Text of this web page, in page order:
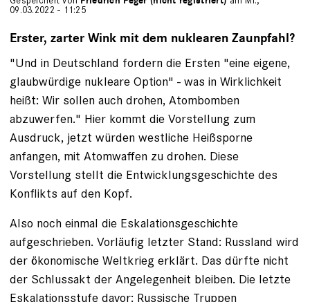
09.03.2022 - 11:25
Erster, zarter Wink mit dem nuklearen Zaunpfahl?
"Und in Deutschland fordern die Ersten "eine eigene,
glaubwürdige nukleare Option" - was in Wirklichkeit
heißt: Wir sollen auch drohen, Atombomben
abzuwerfen." Hier kommt die Vorstellung zum
Ausdruck, jetzt würden westliche Heißsporne
anfangen, mit Atomwaffen zu drohen. Diese
Vorstellung stellt die Entwicklungsgeschichte des
Konflikts auf den Kopf.
Also noch einmal die Eskalationsgeschichte
aufgeschrieben. Vorläufig letzter Stand: Russland wird
der ökonomische Weltkrieg erklärt. Das dürfte nicht
der Schlussakt der Angelegenheit bleiben. Die letzte
Eskalationsstufe davor: Russische Truppen